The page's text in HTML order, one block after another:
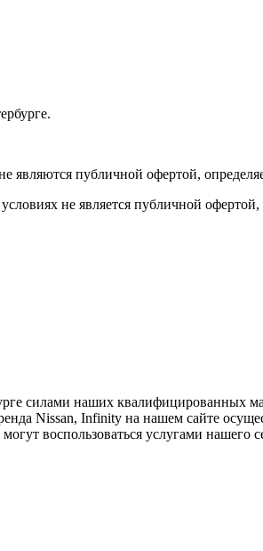
являются публичной офертой,
не является публичной офертой,
силами наших квалифицированных
Nissan, Infinity на нашем сайте
воспользоваться услугами нашего